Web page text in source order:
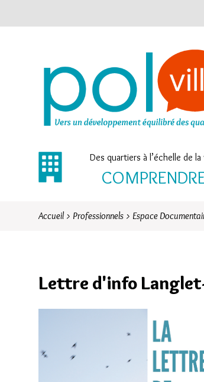
Des quartiers à l’échelle de la
Accueil > Professionnels > Espace
Lettre d'info